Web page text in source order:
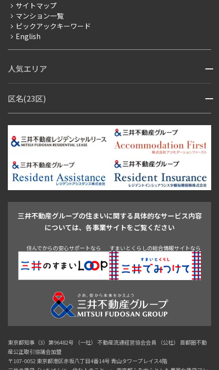
賃料改定
フリーレント
ペット可
ブランドマンション
サイトマップ
マンション一覧
ピックアックキーワード
English
人気エリア 開閉
青山・表参道・原宿
市ヶ谷・神楽坂・飯田橋
三田・芝・浜松町
芝浦・汐留・品川
月島・勝どき・豊洲
本郷・春日・小石川
目白・高田馬場・早稲田
池尻大橋・三軒茶屋
祐天寺・学芸大学・自由が丘
駒沢・用賀・二子玉川
成城・砧
池袋・板橋・王子
青山 渋谷 東京・大手町 新宿 品川
目黒・中目黒
区名(23区) 開閉
江東区 台東区 墨田区
中野区
豊島区
杉並区 板橋区 練馬区 荒川区
足立区
葛飾区
江戸川区
三井不動産グループの住まいに関する具体的なサービス内容
については、各事業サイトをご覧ください
住んでからの安心サポートなら すまいとくらしの総合情報サイトなら
東京都知事（3）第96482号 （一社） 不動産流通経営協会会員 （公社） 首都圏不動
産公正取引協議会加盟
〒107-0052 東京都港区赤坂八丁目4番14号 青山タワープレイス4階